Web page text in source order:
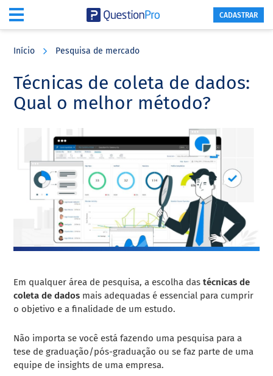
content
sidebar
CADASTRAR
Início Pesquisa de mercado
Técnicas de coleta de dados:
Qual o melhor método?
Em qualquer área de pesquisa, a escolha dastécnicas de
coleta de dados mais adequadas é essencial para cumprir
o objetivo e a finalidade de um estudo.
Não importa se você está fazendo uma pesquisa para a
tese de graduação/pós-graduação ou se faz parte de uma
equipe de insights de uma empresa.